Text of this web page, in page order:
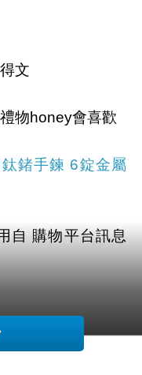
文
物honey會喜歡
鈦鍺手鍊 6錠金屬
購物平台訊息